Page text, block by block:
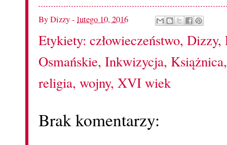
ByDizzy- lutego 10, 2016
Etykiety: człowieczeństwo, Dizzy,
Osmańskie, Inkwizycja, Książnica
religia, wojny, XVI wiek
Brak komentarzy: